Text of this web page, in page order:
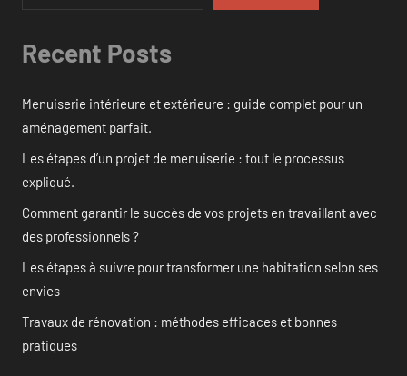
Recent Posts
Menuiserie intérieure et extérieure : guide complet pour un
aménagement parfait.
Les étapes d’un projet de menuiserie : tout le processus
expliqué.
Comment garantir le succès de vos projets en travaillant avec
des professionnels ?
Les étapes à suivre pour transformer une habitation selon ses
envies
Travaux de rénovation : méthodes efficaces et bonnes
pratiques